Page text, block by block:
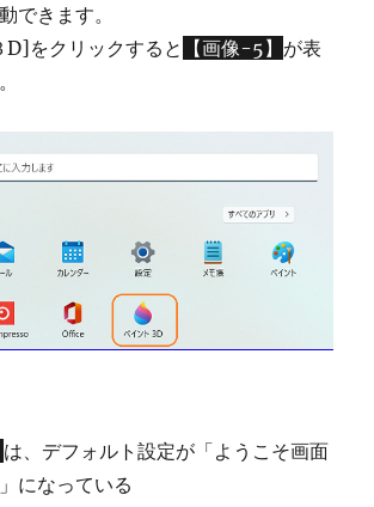
できます。
をクリックすると
【画像-5】 が表
は、デフォルト設定が「ようこそ画面
になっている